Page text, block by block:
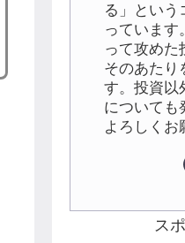
る」という
っています
って攻めた
そのあたり
す。投資以
についても
よろしくお
ス